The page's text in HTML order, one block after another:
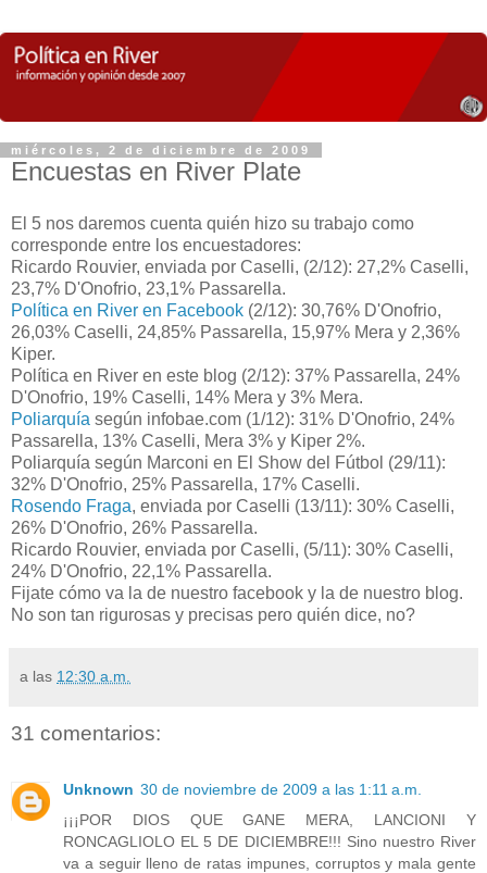
miércoles, 2 de diciembre de 2009
Encuestas en River Plate
El 5 nos daremos cuenta quién hizo su trabajo como
corresponde entre los encuestadores:
Ricardo Rouvier, enviada por Caselli, (2/12): 27,2% Caselli,
23,7% D'Onofrio, 23,1% Passarella.
Política en River en Facebook (2/12): 30,76% D'Onofrio,
26,03% Caselli, 24,85% Passarella, 15,97% Mera y 2,36%
Kiper.
Política en River en este blog (2/12): 37% Passarella, 24%
D'Onofrio, 19% Caselli, 14% Mera y 3% Mera.
Poliarquía según infobae.com (1/12): 31% D'Onofrio, 24%
Passarella, 13% Caselli, Mera 3% y Kiper 2%.
Poliarquía según Marconi en El Show del Fútbol (29/11):
32% D'Onofrio, 25% Passarella, 17% Caselli.
Rosendo Fraga, enviada por Caselli (13/11): 30% Caselli,
26% D'Onofrio, 26% Passarella.
Ricardo Rouvier, enviada por Caselli, (5/11): 30% Caselli,
24% D'Onofrio, 22,1% Passarella.
Fijate cómo va la de nuestro facebook y la de nuestro blog.
No son tan rigurosas y precisas pero quién dice, no?
a las 12:30 a.m.
31 comentarios:
Unknown 30 de noviembre de 2009 a las 1:11 a.m.
¡¡¡POR DIOS QUE GANE MERA, LANCIONI Y
RONCAGLIOLO EL 5 DE DICIEMBRE!!! Sino nuestro River
va a seguir lleno de ratas impunes, corruptos y mala gente